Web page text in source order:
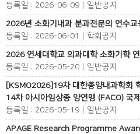
등록일 : 2026-06-09 | 일반공지
2026년 소화기내과 분과전문의 연수
등록일 : 2026-06-01 | 학회공지
2026 연세대학교 의과대학 소화기학
등록일 : 2026-05-20 | 일반공지
[KSMO2026]19차 대한종양내과학회
14차 아시아임상종 양연맹 (FACO) 국
등록일 : 2026-05-19 | 일반공지
APAGE Research Programme